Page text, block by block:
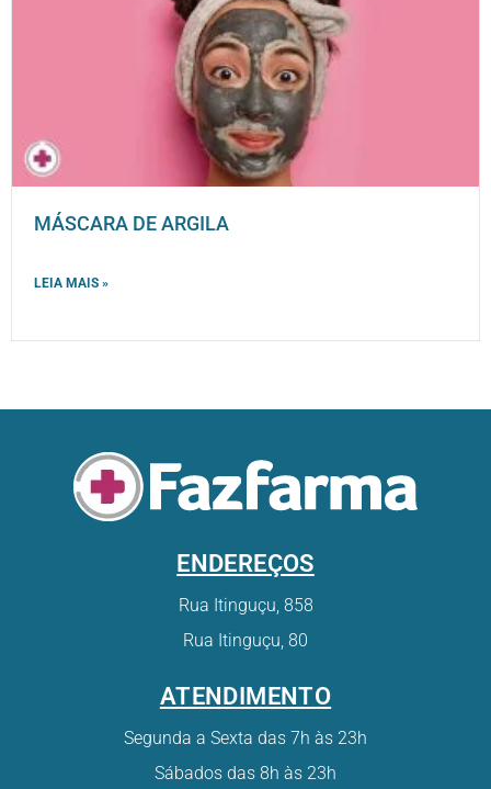
MÁSCARA DE ARGILA
LEIA MAIS »
ENDEREÇOS
Rua Itinguçu, 858
Rua Itinguçu, 80
ATENDIMENTO
Segunda a Sexta das 7h às 23h
Sábados das 8h às 23h